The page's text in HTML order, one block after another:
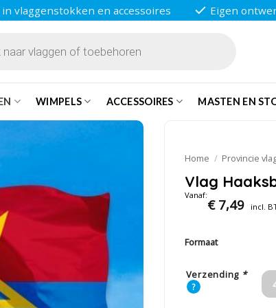
vlaggenstokken en accessoires Eigen
WIMPELS ACCESSOIRES MASTEN EN
Home / Provincie
Vlag
Vanaf:
€7,49 incl.
Formaat
Verzending *
?